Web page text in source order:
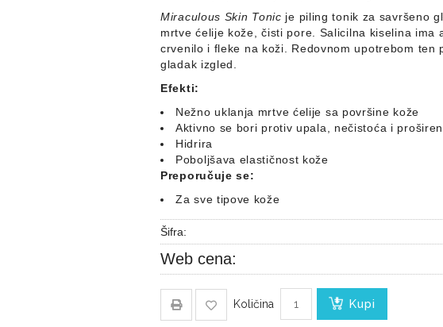
Miraculous Skin Tonic je piling tonik za savršeno
mrtve ćelije kože, čisti pore. Salicilna kiselina ima
crvenilo i fleke na koži. Redovnom upotrebom
gladak izgled.
Efekti:
Nežno uklanja mrtve ćelije sa površine kože
Aktivno se bori protiv upala, nečistoća i
Hidrira
Poboljšava elastičnost kože
Preporučuje se:
Za sve tipove kože
Šifra:
Web cena:
Količina Kupi